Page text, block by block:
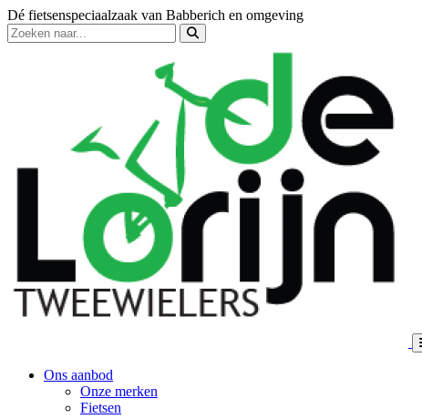
Dé fietsenspeciaalzaak van Babberich en omgeving
Ons aanbod
Onze merken
Fietsen